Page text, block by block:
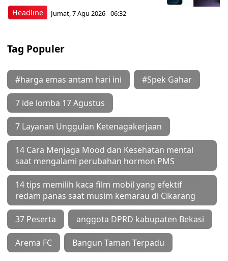
Headline Jumat, 7 Agu 2026 - 06:32
Tag Populer
#harga emas antam hari ini #Spek Gahar
7 ide lomba 17 Agustus
7 Layanan Unggulan Ketenagakerjaan
14 Cara Menjaga Mood dan Kesehatan mental
saat mengalami perubahan hormon PMS
14 tips memilih kaca film mobil yang efektif
redam panas saat musim kemarau di Cikarang
37 Peserta anggota DPRD kabupaten Bekasi
Arema FC Bangun Taman Terpadu